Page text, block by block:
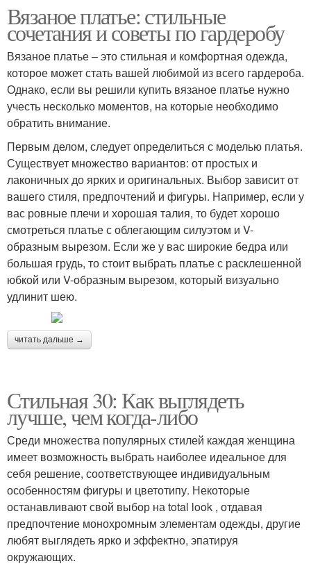
Вязаное платье: стильные
сочетания и советы по гардеробу
Вязаное платье – это стильная и комфортная одежда,
которое может стать вашей любимой из всего гардероба.
Однако, если вы решили купить вязаное платье нужно
учесть несколько моментов, на которые необходимо
обратить внимание.
Первым делом, следует определиться с моделью платья.
Существует множество вариантов: от простых и
лаконичных до ярких и оригинальных. Выбор зависит от
вашего стиля, предпочтений и фигуры. Например, если у
вас ровные плечи и хорошая талия, то будет хорошо
смотреться платье с облегающим силуэтом и V-
образным вырезом. Если же у вас широкие бедра или
большая грудь, то стоит выбрать платье с расклешенной
юбкой или V-образным вырезом, который визуально
удлинит шею.
читать дальше →
Стильная 30: Как выглядеть
лучше, чем когда-либо
Среди множества популярных стилей каждая женщина
имеет возможность выбрать наиболее идеальное для
себя решение, соответствующее индивидуальным
особенностям фигуры и цветотипу. Некоторые
останавливают свой выбор на total look , отдавая
предпочтение монохромным элементам одежды, другие
любят выглядеть ярко и эффектно, эпатируя
окружающих.